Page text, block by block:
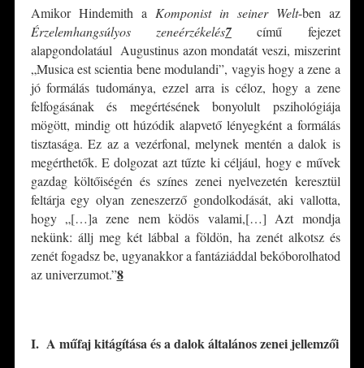
Amikor Hindemith a Komponist in seiner Welt-ben az
Érzelemhangsúlyos zeneérzékelés7című fejezet
alapgondolatául Augustinus azon mondatát veszi, miszerint
„Musica est scientia bene modulandi”, vagyis hogy a zene a
jó formálás tudománya, ezzel arra is céloz, hogy a zene
felfogásának és megértésének bonyolult pszihológiája
mögött, mindig ott húzódik alapvető lényegként a formálás
tisztasága. Ez az a vezérfonal, melynek mentén a dalok is
megérthetők. E dolgozat azt tűzte ki céljául, hogy e művek
gazdag költőiségén és színes zenei nyelvezetén keresztül
feltárja egy olyan zeneszerző gondolkodását, aki vallotta,
hogy „[…]a zene nem ködös valami,[…] Azt mondja
nekünk: állj meg két lábbal a földön, ha zenét alkotsz és
zenét fogadsz be, ugyanakkor a fantáziáddal bekóborolhatod
az univerzumot.”8
I. A műfaj kitágítása és a dalok általános zenei jellemzői